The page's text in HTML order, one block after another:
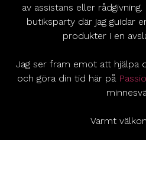
av assistans eller
butiksparty där jag guidar
produkter i en
Jag ser fram emot att hjälpa
och göra din tid här på
Varmt